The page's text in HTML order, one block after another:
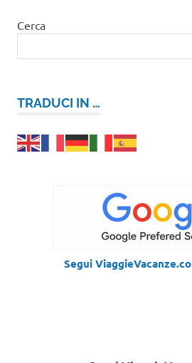
Cerca
TRADUCI IN …
Segui